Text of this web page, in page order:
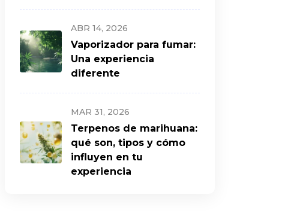
ABR 14, 2026
Vaporizador para fumar:
Una experiencia
diferente
MAR 31, 2026
Terpenos de marihuana:
qué son, tipos y cómo
influyen en tu
experiencia